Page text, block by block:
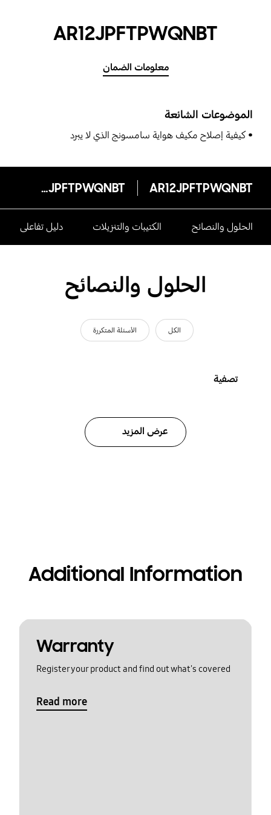
AR12JPFTPWQNBT
معلومات الضمان
الموضوعات الشائعة
كيفية إصلاح مكيف هواية سامسونج الذي لا يبرد
AR12JPFTPWQNBT
AR12JPFTPWQNBT
الحلول والنصائح الكتيبات والتنزيلات دليل تفاعلى
الحلول والنصائح
الكل الأسئلة المتكررة
تصفية
عرض المزيد
Additional Information
Warranty
Register your product and find out what's covered
Read more